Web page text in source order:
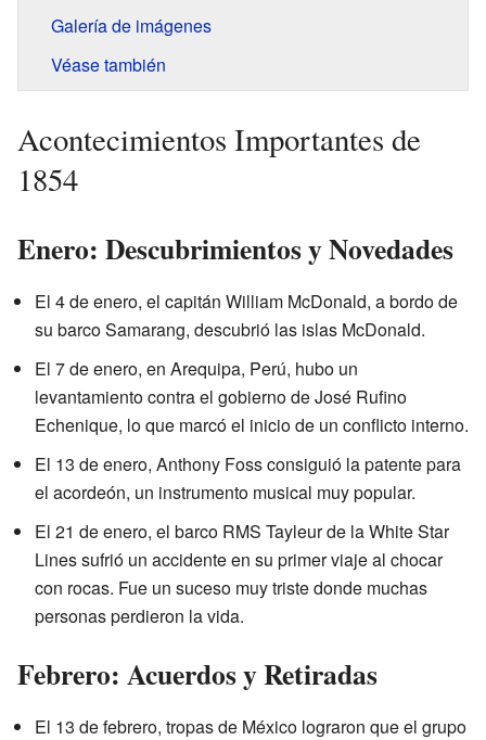
Galería de imágenes
Véase también
Acontecimientos Importantes de
1854
Enero: Descubrimientos y Novedades
El 4 de enero, el capitán William McDonald, a bordo de
su barco Samarang, descubrió las islas McDonald.
El 7 de enero, en Arequipa, Perú, hubo un
levantamiento contra el gobierno de José Rufino
Echenique, lo que marcó el inicio de un conflicto interno.
El 13 de enero, Anthony Foss consiguió la patente para
el acordeón, un instrumento musical muy popular.
El 21 de enero, el barco RMS Tayleur de la White Star
Lines sufrió un accidente en su primer viaje al chocar
con rocas. Fue un suceso muy triste donde muchas
personas perdieron la vida.
Febrero: Acuerdos y Retiradas
El 13 de febrero, tropas de México lograron que el grupo